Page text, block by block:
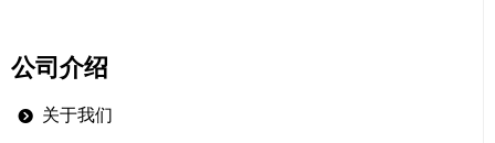
公司介绍
뀹 关于我们